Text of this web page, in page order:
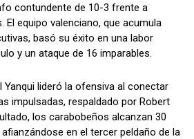
contundente de 10-3 frente a
El equipo valenciano, que acumula
basó su éxito en una labor
y un ataque de 16 imparables.
Yanqui lideró la ofensiva al conectar
impulsadas, respaldado por Robert
los carabobeños alcanzan 30
en el tercer peldaño de la